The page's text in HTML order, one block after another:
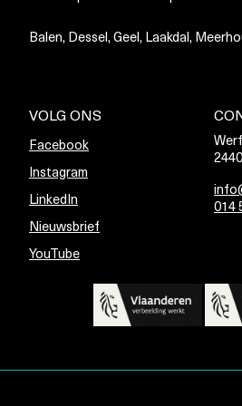
Balen, Dessel, Geel, Laakdal,
VOLG ONS
Facebook
Instagram
LinkedIn
Nieuwsbrief
YouTube
014